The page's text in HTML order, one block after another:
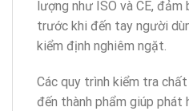
lượng như ISO và CE,
trước khi đến tay người
kiểm định nghiêm ngặt.
Các quy trình kiểm tra
đến thành phẩm giúp